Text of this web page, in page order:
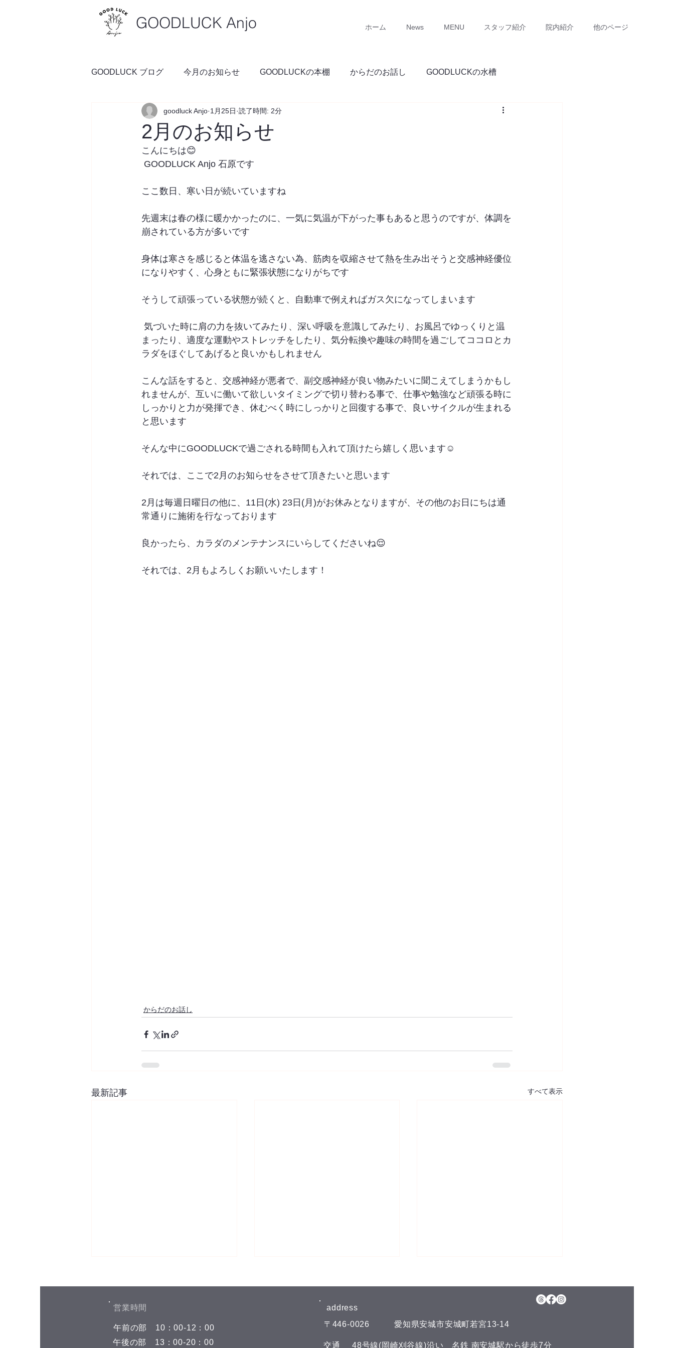
ホーム News MENU スタッフ紹介 院内紹介 他のページ
GOODLUCK Anjo
GOODLUCK ブログ 今月のお知らせ GOODLUCKの本棚 からだのお話し GOODLUCKの水槽
料理の時間 予約空き状況 GOODLUCKブログ
2月のお知らせ
goodluck Anjo 1月25日 読了時間: 2分
こんにちは😊
GOODLUCK Anjo 石原です
ここ数日、寒い日が続いていますね
先週末は春の様に暖かかったのに、一気に気温が下がった事もあると思うのですが、体調を
崩されている方が多いです
身体は寒さを感じると体温を逃さない為、筋肉を収縮させて熱を生み出そうと交感神経優位
になりやすく、心身ともに緊張状態になりがちです
そうして頑張っている状態が続くと、自動車で例えればガス欠になってしまいます
まったり、適度な運動やストレッチをしたり、気分転換や趣味の時間を過ごしてココロとカ
ラダをほぐしてあげると良いかもしれません
こんな話をすると、交感神経が悪者で、副交感神経が良い物みたいに聞こえてしまうかもし
れませんが、互いに働いて欲しいタイミングで切り替わる事で、仕事や勉強など頑張る時に
しっかりと力が発揮でき、休むべく時にしっかりと回復する事で、良いサイクルが生まれる
と思います
そんな中にGOODLUCKで過ごされる時間も入れて頂けたら嬉しく思います☺️
それでは、ここで2月のお知らせをさせて頂きたいと思います
2月は毎週日曜日の他に、11日(水) 23日(月)がお休みとなりますが、その他のお日にちは通
常通りに施術を行なっております
良かったら、カラダのメンテナンスにいらしてくださいね😌
それでは、2月もよろしくお願いいたします！
からだのお話し
最新記事 すべて表示
自律神経のお話し
​営業時間
​午前の部 ​10：00-12：00
​午後の部 ​13：00-20：00
address​
​〒446-0026
​愛知県安城市安城町若宮13-14
​交通 ​48号線(岡崎刈谷線)沿い 名鉄 南安城駅から徒歩7分